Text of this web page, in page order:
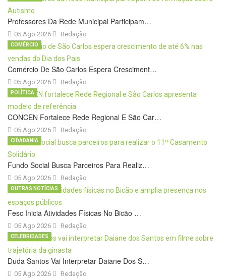
Professores Da Rede Municipal Participam…
05 Ago 2026 Redação
Comércio De São Carlos Espera Cresciment…
05 Ago 2026
COMÉRCIO
Redação
CONCEN Fortalece Rede Regional E São Car…
05 Ago 2026
POLÍTICA
Redação
Fundo Social Busca Parceiros Para Realiz…
05 Ago 2026
CIDADANIA
Redação
Fesc Inicia Atividades Físicas No Bicão …
05 Ago 2026
OUTRAS NOTÍCIAS
Redação
Duda Santos Vai Interpretar Daiane Dos S…
05 Ago 2026
CELEBRIDADES
Redação